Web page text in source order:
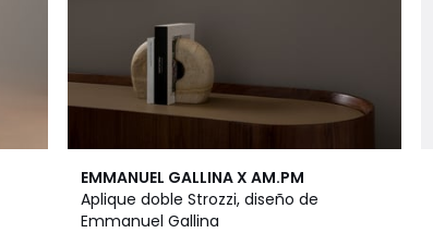
EMMANUEL GALLINA X AM.PM
Aplique doble Strozzi, diseño de
Emmanuel Gallina
5
/
5